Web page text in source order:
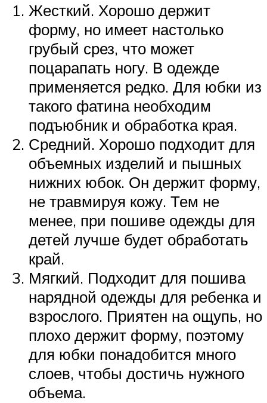
Жесткий. Хорошо держит
форму, но имеет настолько
грубый срез, что может
поцарапать ногу. В одежде
применяется редко. Для юбки из
такого фатина необходим
подъюбник и обработка края.
Средний. Хорошо подходит для
объемных изделий и пышных
нижних юбок. Он держит форму,
не травмируя кожу. Тем не
менее, при пошиве одежды для
детей лучше будет обработать
край.
Мягкий. Подходит для пошива
нарядной одежды для ребенка и
взрослого. Приятен на ощупь, но
плохо держит форму, поэтому
для юбки понадобится много
слоев, чтобы достичь нужного
объема.